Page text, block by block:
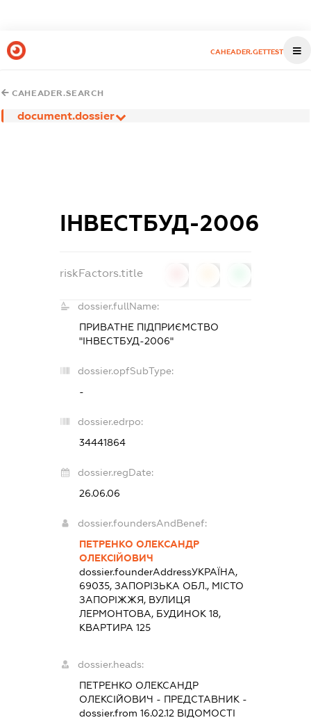
CAHEADER.GETTEST
CAHEADER.SEARCH
document.dossier
ІНВЕСТБУД-2006
riskFactors.title
dossier.fullName:
ПРИВАТНЕ ПІДПРИЄМСТВО
"ІНВЕСТБУД-2006"
dossier.opfSubType:
-
dossier.edrpo:
34441864
dossier.regDate:
26.06.06
dossier.foundersAndBenef:
ПЕТРЕНКО ОЛЕКСАНДР
ОЛЕКСІЙОВИЧ
dossier.founderAddressУКРАЇНА,
69035, ЗАПОРІЗЬКА ОБЛ., МІСТО
ЗАПОРІЖЖЯ, ВУЛИЦЯ
ЛЕРМОНТОВА, БУДИНОК 18,
КВАРТИРА 125
dossier.heads:
ПЕТРЕНКО ОЛЕКСАНДР
ОЛЕКСІЙОВИЧ - ПРЕДСТАВНИК -
dossier.from 16.02.12 ВІДОМОСТІ